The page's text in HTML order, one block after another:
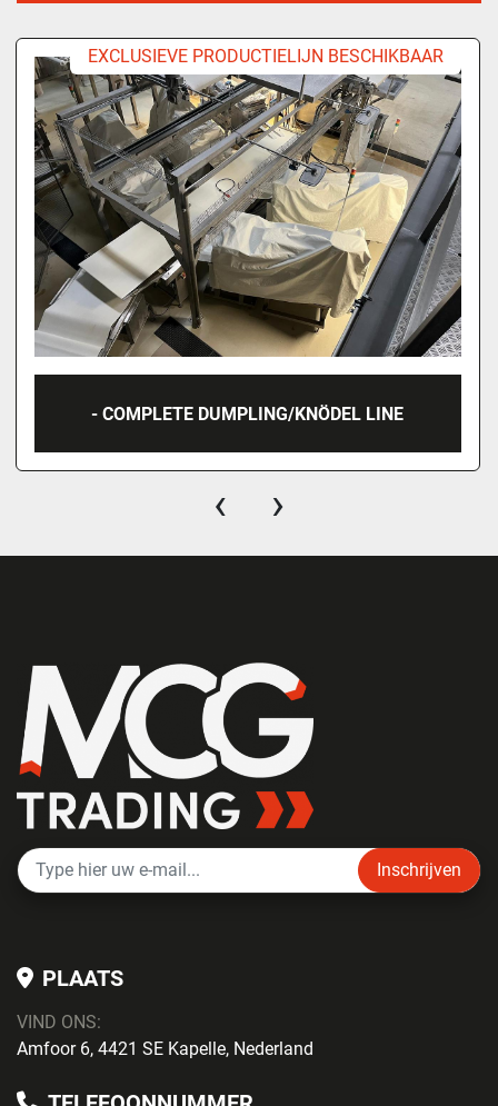
EXCLUSIEVE PRODUCTIELIJN BESCHIKBAAR
- COMPLETE DUMPLING/KNÖDEL LINE
‹ ›
Inschrijven
PLAATS
VIND ONS:
Amfoor 6, 4421 SE Kapelle, Nederland